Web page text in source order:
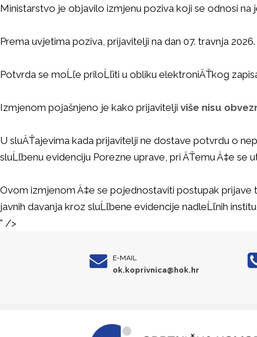
Ministarstvo je objavilo izmjenu poziva koji se odnosi
Prema uvjetima poziva, prijavitelji na dan 07. travnja
Potvrda se moĹľe priloĹľiti u obliku elektroniÄŤkog
Izmjenom pojašnjeno je kako prijavitelji više nisu
U sluÄŤajevima kada prijavitelji ne dostave potvrdu o
sluĹľbenu evidenciju Porezne uprave, pri ÄŤemu Ä‡e se
Ovom izmjenom Ä‡e se pojednostaviti postupak
javnih davanja kroz sluĹľbene evidencije nadleĹľnih
" />
E-MAIL
ok.koprivnica@hok.hr